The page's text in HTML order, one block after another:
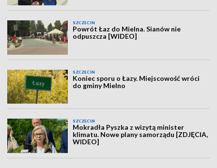
SZCZECIN
Powrót Łaz do Mielna. Sianów nie
odpuszcza [WIDEO]
SZCZECIN
Koniec sporu o Łazy. Miejscowość wróci
do gminy Mielno
SZCZECIN
Mokradła Pyszka z wizytą minister
klimatu. Nowe plany samorządu [ZDJĘCIA,
WIDEO]